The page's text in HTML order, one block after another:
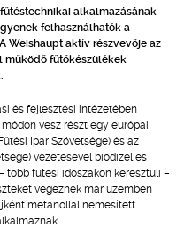
alkalmazásának
felhasználhatók a
Weishaupt aktív részvevője az
működő fűtőkészülékek
és fejlesztési intézetében
vesz részt egy európai
Ipar Szövetsége) és az
vezetésével biodízel és
több fűtési időszakon keresztüli –
végeznek már üzemben
metanollal nemesített